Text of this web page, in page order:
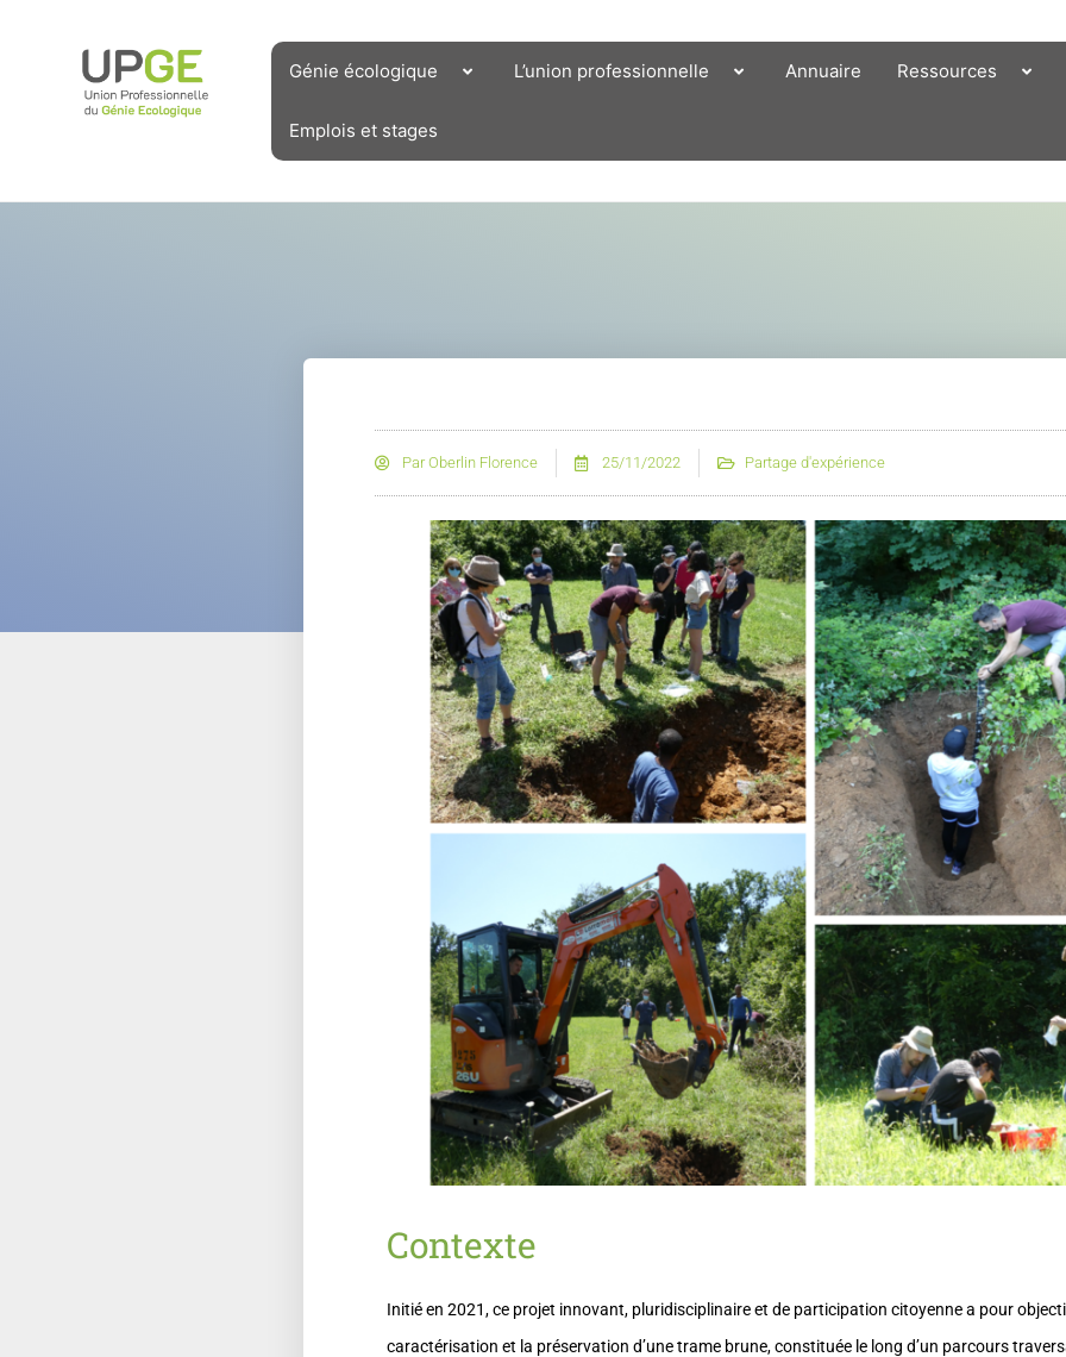
Génie écologique L’union professionnelle Annuaire Ressources
Emplois et stages
ParOberlin Florence 25/11/2022 Partage d'expérience
Contexte
Initié en 2021, ce projet innovant, pluridisciplinaire et de participation citoyenne a pour
caractérisation et la préservation d’une trame brune, constituée le long d’un parcours